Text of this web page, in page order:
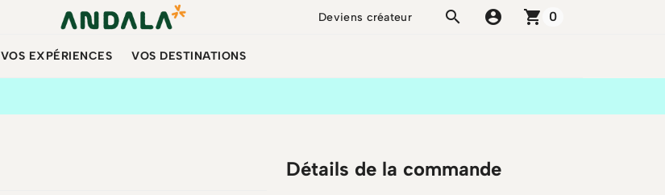
Deviens créateur account_circle shopping_cart 0
VOS EXPÉRIENCES VOS DESTINATIONS
Détails de la commande